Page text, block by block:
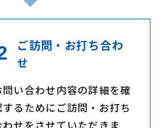
ご訪問・お打ち合わ
せ
問い合わせ内容の詳細を確
するためにご訪問・お打ち
わせをさせていただきま